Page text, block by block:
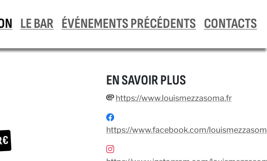
LE BAR ÉVÉNEMENTS PRÉCÉDENTS CONTACTS
EN SAVOIR PLUS
https://www.louismezzasoma.fr
https://www.facebook.com/